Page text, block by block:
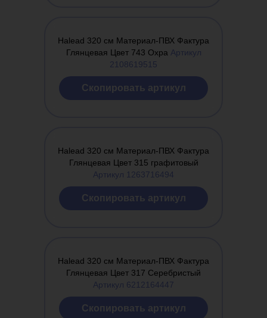
Halead 320 см Материал-ПВХ Фактура
Глянцевая Цвет 743 Охра Артикул
2108619515
Cкопировать артикул
Halead 320 см Материал-ПВХ Фактура
Глянцевая Цвет 315 графитовый
Артикул 1263716494
Cкопировать артикул
Halead 320 см Материал-ПВХ Фактура
Глянцевая Цвет 317 Серебристый
Артикул 6212164447
Cкопировать артикул